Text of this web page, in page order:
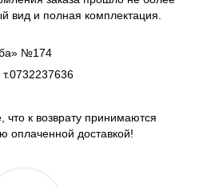
вид и полная комплектация.
№174
к возврату принимаются
оплаченной доставкой!